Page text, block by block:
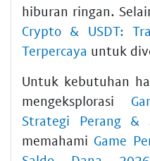
hiburan ringan.
Crypto & USDT:
Terpercaya untuk
Untuk kebutuhan
mengeksplorasi
Strategi Perang &
memahami Game